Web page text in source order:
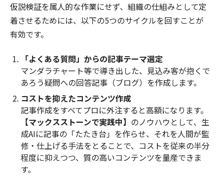
仮説検証を属人的な作業にせず、組織の仕組みとして定
着させるためには、以下の5つのサイクルを回すことが
有効です。
「よくある質問」からの記事テーマ選定
マンダラチャート等で導き出した、見込み客が抱くで
あろう疑問への回答記事（ブログ）を作成します。
コストを抑えたコンテンツ作成
記事作成をすべてプロに外注すると高額になります。
【マックスストーンで実践中】 のノウハウとして、生
成AIに記事の「たたき台」を作らせ、それを人間が監
修・仕上げる手法をとることで、コストを従来の半分
程度に抑えつつ、質の高いコンテンツを量産できま
す。